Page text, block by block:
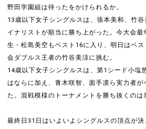
野田学園組は待ったをかけられるか。
13歳以下女子シングルスは、張本美和、竹
イナリストが順当に勝ち上がった。今大会最
生・松島美空もベスト16に入り、明日はベ
会ダブルス王者の竹谷美涼に挑む。
14歳以下女子シングルスは、第1シード小塩
はならに加え、青木咲智、面手凛ら実力者
た。混戦模様のトーナメントを勝ち抜くのは
最終日31日はいよいよシングルスの頂点が決